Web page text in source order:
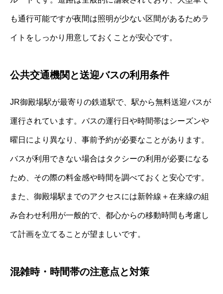
も通行可能ですが夜間は照明が少ない区間があるためラ
イトをしっかり用意しておくことが安心です。
公共交通機関と送迎バスの利用条件
JR御殿場駅が最寄りの鉄道駅で、駅から無料送迎バスが
運行されています。バスの運行日や時間帯はシーズンや
曜日により異なり、事前予約が必要なことがあります。
バスが利用できない場合はタクシーの利用が必要になる
ため、その際の料金感や時間を調べておくと安心です。
また、御殿場駅までのアクセスには新幹線＋在来線の組
み合わせ利用が一般的で、都心からの移動時間も考慮し
て計画を立てることが望ましいです。
混雑時・時間帯の注意点と対策